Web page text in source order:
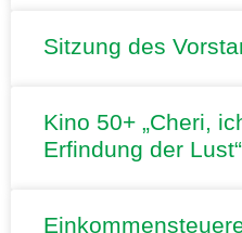
Sitzung des
Kino 50+ „Cheri,
Erfindung der Lust“